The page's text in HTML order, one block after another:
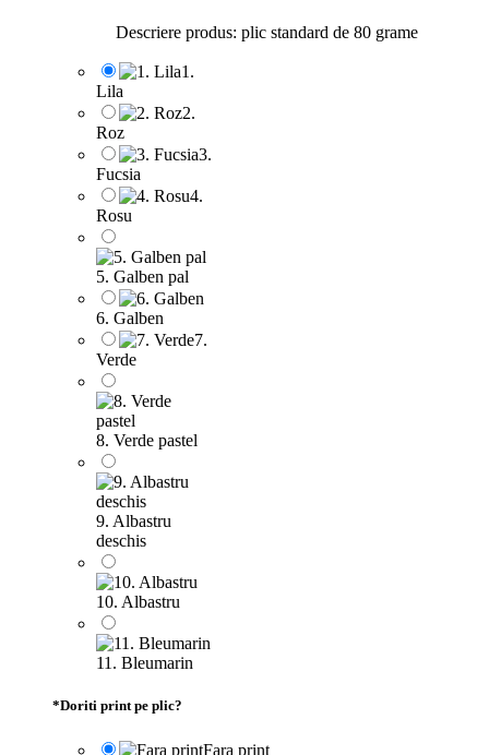
Descriere produs: plic standard de 80 grame
1.
Lila
2.
Roz
3.
Fucsia
4.
Rosu
5. Galben pal
6. Galben
7.
Verde
8. Verde pastel
9. Albastru
deschis
10. Albastru
11. Bleumarin
*Doriti print pe plic?
Fara print